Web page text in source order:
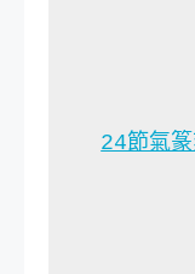
24節氣